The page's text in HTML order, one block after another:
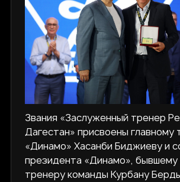
Звания «Заслуженный тренер
Дагестан» присвоены главному
«Динамо» Хасанби Биджиеву и
президента «Динамо», бывшему
тренеру команды Курбану